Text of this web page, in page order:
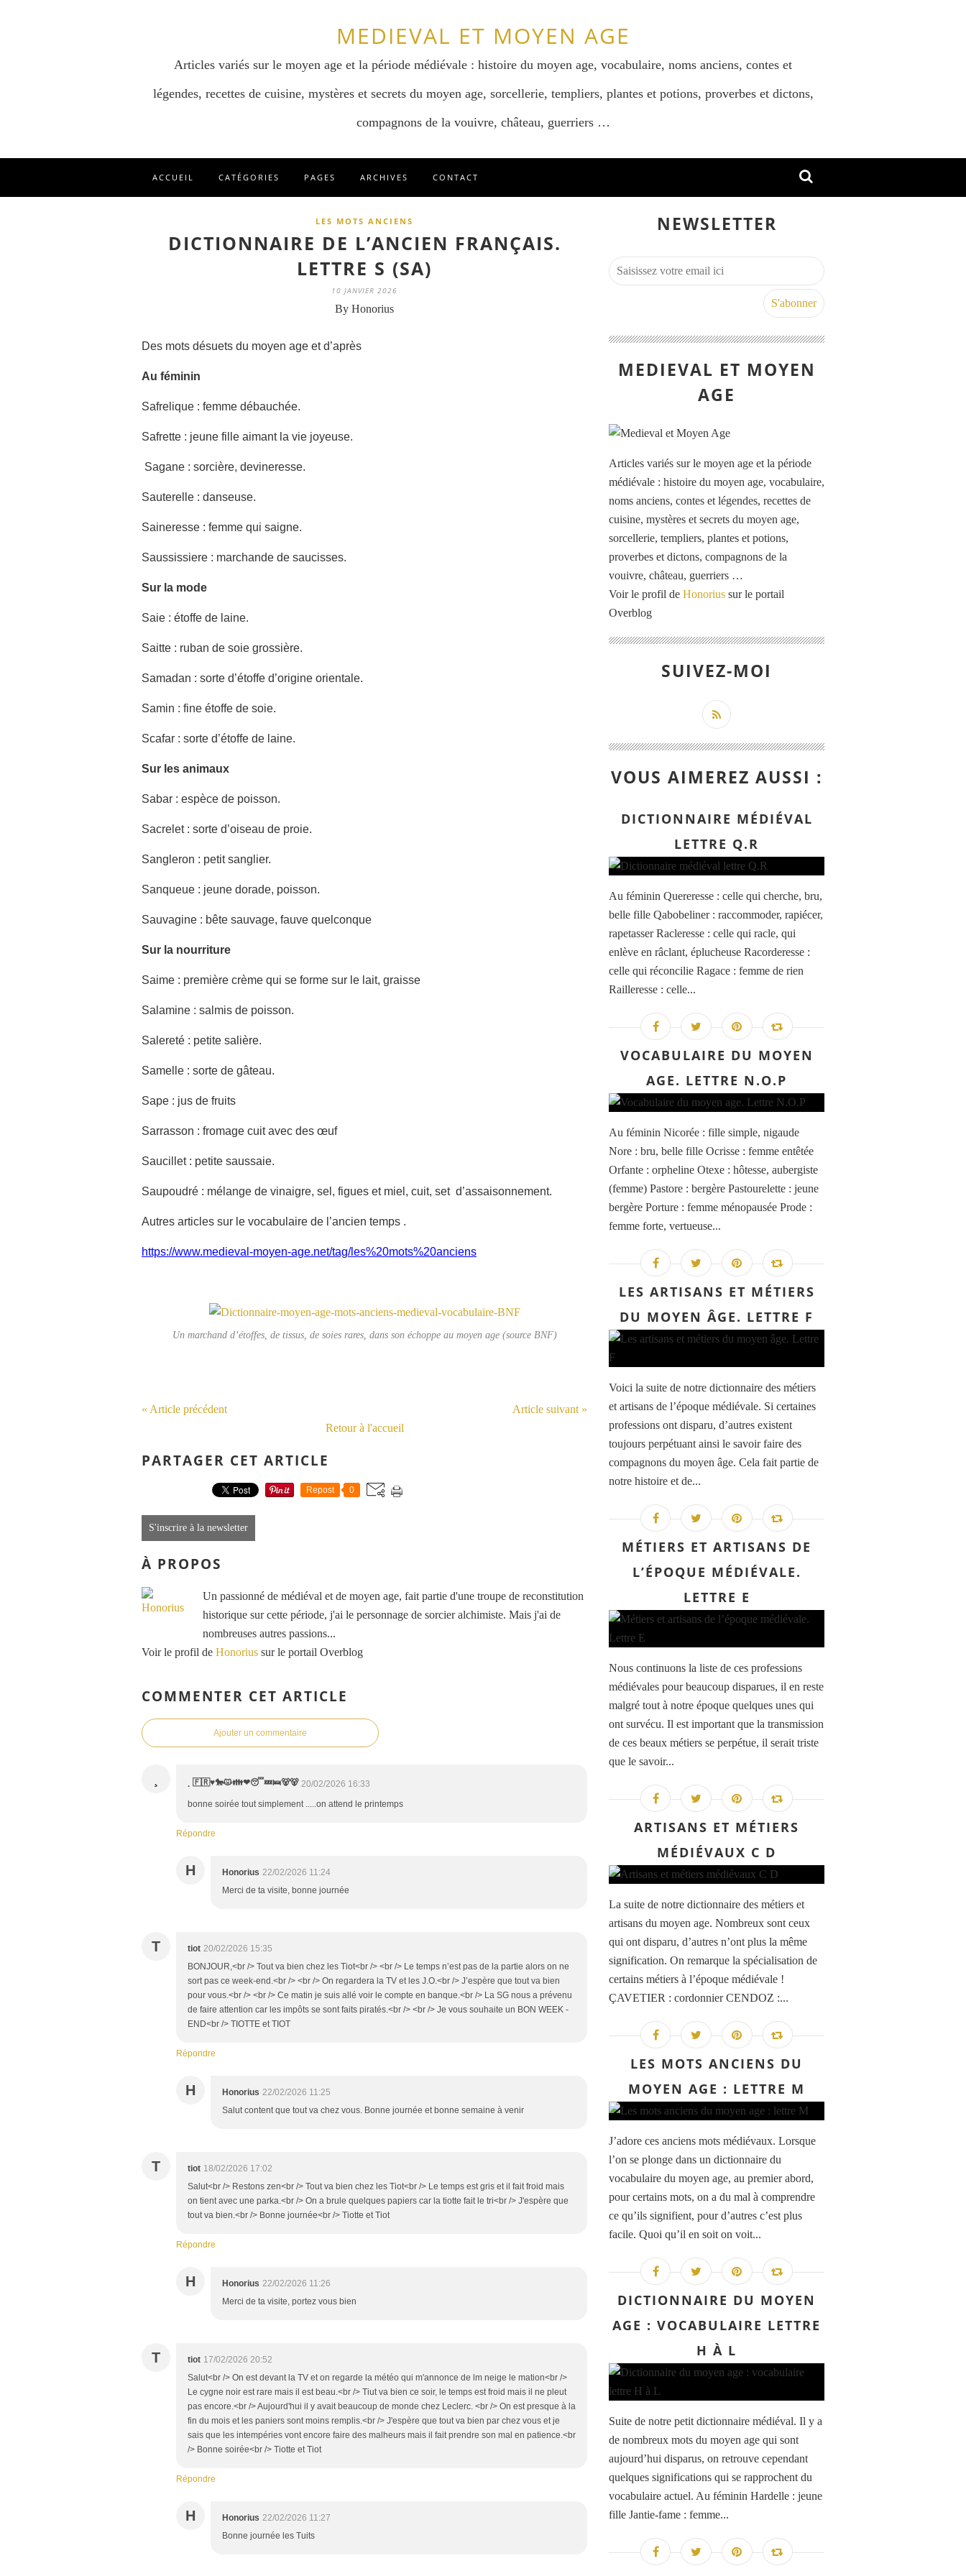
MEDIEVAL ET MOYEN AGE
Articles variés sur le moyen age et la période médiévale : histoire du moyen age, vocabulaire, noms anciens, contes et
légendes, recettes de cuisine, mystères et secrets du moyen age, sorcellerie, templiers, plantes et potions, proverbes et dictons,
compagnons de la vouivre, château, guerriers …
ACCUEIL CATÉGORIES PAGES ARCHIVES CONTACT
LES MOTS ANCIENS
DICTIONNAIRE DE L’ANCIEN FRANÇAIS.
LETTRE S (SA)
10 JANVIER 2026
By Honorius
Des mots désuets du moyen age et d’après
Au féminin
Safrelique : femme débauchée.
Safrette : jeune fille aimant la vie joyeuse.
Sagane : sorcière, devineresse.
Sauterelle : danseuse.
Saineresse : femme qui saigne.
Saussissiere : marchande de saucisses.
Sur la mode
Saie : étoffe de laine.
Saitte : ruban de soie grossière.
Samadan : sorte d’étoffe d’origine orientale.
Samin : fine étoffe de soie.
Scafar : sorte d’étoffe de laine.
Sur les animaux
Sabar : espèce de poisson.
Sacrelet : sorte d’oiseau de proie.
Sangleron : petit sanglier.
Sanqueue : jeune dorade, poisson.
Sauvagine : bête sauvage, fauve quelconque
Sur la nourriture
Saime : première crème qui se forme sur le lait, graisse
Salamine : salmis de poisson.
Salereté : petite salière.
Samelle : sorte de gâteau.
Sape : jus de fruits
Sarrasson : fromage cuit avec des œuf
Saucillet : petite saussaie.
Saupoudré : mélange de vinaigre, sel, figues et miel, cuit, set d’assaisonnement.
Autres articles sur le vocabulaire de l’ancien temps .
https://www.medieval-moyen-age.net/tag/les%20mots%20anciens
Un marchand d’étoffes, de tissus, de soies rares, dans son échoppe au moyen age (source BNF)
« Article précédent
Article suivant »
Retour à l'accueil
PARTAGER CET ARTICLE
Repost 0
S'inscrire à la newsletter
À PROPOS
Un passionné de médiéval et de moyen age, fait partie d'une troupe de reconstitution
historique sur cette période, j'ai le personnage de sorcier alchimiste. Mais j'ai de
nombreuses autres passions...
Voir le profil de Honorius sur le portail Overblog
COMMENTER CET ARTICLE
Ajouter un commentaire
¸ 🇫🇷♥️🐎😾👪❤😴💤🛌🐻🐻 20/02/2026 16:33
bonne soirée tout simplement .....on attend le printemps
Répondre
H Honorius 22/02/2026 11:24
Merci de ta visite, bonne journée
T tiot 20/02/2026 15:35
BONJOUR,<br /> Tout va bien chez les Tiot<br /> <br /> Le temps n’est pas de la partie alors on ne
sort pas ce week-end.<br /> <br /> On regardera la TV et les J.O.<br /> J’espère que tout va bien
pour vous.<br /> <br /> Ce matin je suis allé voir le compte en banque.<br /> La SG nous a prévenu
de faire attention car les impôts se sont faits piratés.<br /> <br /> Je vous souhaite un BON WEEK -
END<br /> TIOTTE et TIOT
Répondre
H Honorius 22/02/2026 11:25
Salut content que tout va chez vous. Bonne journée et bonne semaine à venir
T tiot 18/02/2026 17:02
Salut<br /> Restons zen<br /> Tout va bien chez les Tiot<br /> Le temps est gris et il fait froid mais
on tient avec une parka.<br /> On a brule quelques papiers car la tiotte fait le tri<br /> J'espère que
tout va bien.<br /> Bonne journée<br /> Tiotte et Tiot
Répondre
H Honorius 22/02/2026 11:26
Merci de ta visite, portez vous bien
T tiot 17/02/2026 20:52
Salut<br /> On est devant la TV et on regarde la météo qui m'annonce de lm neige le mation<br />
Le cygne noir est rare mais il est beau.<br /> Tiut va bien ce soir, le temps est froid mais il ne pleut
pas encore.<br /> Aujourd'hui il y avait beaucoup de monde chez Leclerc. <br /> On est presque à la
fin du mois et les paniers sont moins remplis.<br /> J'espère que tout va bien par chez vous et je
sais que les intempéries vont encore faire des malheurs mais il fait prendre son mal en patience.<br
/> Bonne soirée<br /> Tiotte et Tiot
Répondre
H Honorius 22/02/2026 11:27
Bonne journée les Tuits
NEWSLETTER
MEDIEVAL ET MOYEN
AGE
Articles variés sur le moyen age et la période
médiévale : histoire du moyen age, vocabulaire,
noms anciens, contes et légendes, recettes de
cuisine, mystères et secrets du moyen age,
sorcellerie, templiers, plantes et potions,
proverbes et dictons, compagnons de la
vouivre, château, guerriers …
Voir le profil de Honorius sur le portail
Overblog
SUIVEZ-MOI
VOUS AIMEREZ AUSSI :
DICTIONNAIRE MÉDIÉVAL
LETTRE Q.R
Au féminin Quereresse : celle qui cherche, bru,
belle fille Qabobeliner : raccommoder, rapiécer,
rapetasser Racleresse : celle qui racle, qui
enlève en râclant, éplucheuse Racorderesse :
celle qui réconcilie Ragace : femme de rien
Railleresse : celle...
VOCABULAIRE DU MOYEN
AGE. LETTRE N.O.P
Au féminin Nicorée : fille simple, nigaude
Nore : bru, belle fille Ocrisse : femme entêtée
Orfante : orpheline Otexe : hôtesse, aubergiste
(femme) Pastore : bergère Pastourelette : jeune
bergère Porture : femme ménopausée Prode :
femme forte, vertueuse...
LES ARTISANS ET MÉTIERS
DU MOYEN ÂGE. LETTRE F
Voici la suite de notre dictionnaire des métiers
et artisans de l’époque médiévale. Si certaines
professions ont disparu, d’autres existent
toujours perpétuant ainsi le savoir faire des
compagnons du moyen âge. Cela fait partie de
notre histoire et de...
MÉTIERS ET ARTISANS DE
L’ÉPOQUE MÉDIÉVALE.
LETTRE E
Nous continuons la liste de ces professions
médiévales pour beaucoup disparues, il en reste
malgré tout à notre époque quelques unes qui
ont survécu. Il est important que la transmission
de ces beaux métiers se perpétue, il serait triste
que le savoir...
ARTISANS ET MÉTIERS
MÉDIÉVAUX C D
La suite de notre dictionnaire des métiers et
artisans du moyen age. Nombreux sont ceux
qui ont disparu, d’autres n’ont plus la même
signification. On remarque la spécialisation de
certains métiers à l’époque médiévale !
ÇAVETIER : cordonnier CENDOZ :...
LES MOTS ANCIENS DU
MOYEN AGE : LETTRE M
J’adore ces anciens mots médiévaux. Lorsque
l’on se plonge dans un dictionnaire du
vocabulaire du moyen age, au premier abord,
pour certains mots, on a du mal à comprendre
ce qu’ils signifient, pour d’autres c’est plus
facile. Quoi qu’il en soit on voit...
DICTIONNAIRE DU MOYEN
AGE : VOCABULAIRE LETTRE
H À L
Suite de notre petit dictionnaire médiéval. Il y a
de nombreux mots du moyen age qui sont
aujourd’hui disparus, on retrouve cependant
quelques significations qui se rapprochent du
vocabulaire actuel. Au féminin Hardelle : jeune
fille Jantie-fame : femme...